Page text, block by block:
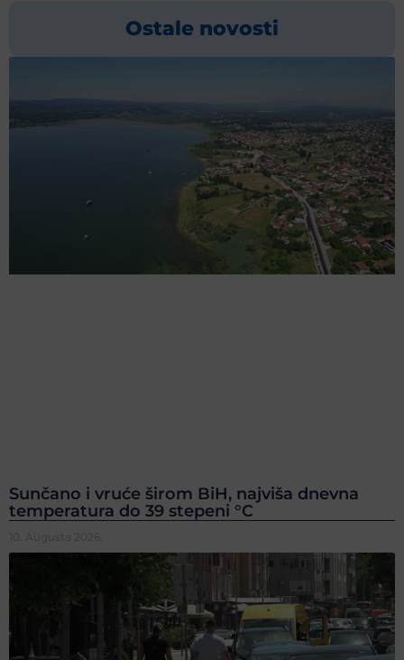
Ostale novosti
Sunčano i vruće širom BiH, najviša dnevna
temperatura do 39 stepeni °C
10. Augusta 2026.